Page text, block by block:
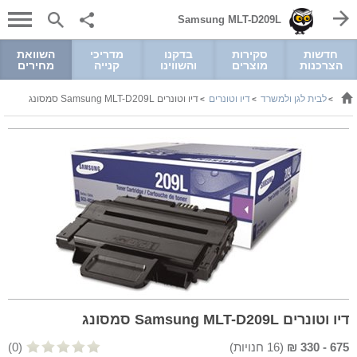
Samsung MLT-D209L
חדשות
הצרכנות
סקירות
מוצרים
בדקנו
והשווינו
מדריכי
קנייה
השוואת
מחירים
>לבית לגן ולמשרד >דיו וטונרים >דיו וטונרים Samsung MLT-D209L סמסונג
דיו וטונרים Samsung MLT-D209L סמסונג
675
-
330
₪
(
16 חנויות) (0)